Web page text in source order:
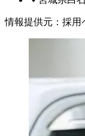
情報提供元 ： 採用